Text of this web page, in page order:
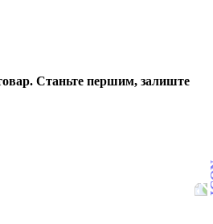
Станьте першим, залиште